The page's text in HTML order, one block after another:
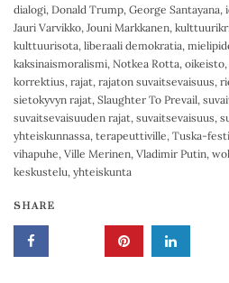
dialogi, Donald Trump, George Santayana,
Jauri Varvikko, Jouni Markkanen,
kulttuurisota, liberaali demokratia,
kaksinaismoralismi, Notkea Rotta, oikeisto,
korrektius, rajat, rajaton suvaitsevaisuus,
sietokyvyn rajat, Slaughter To Prevail,
suvaitsevaisuuden rajat, suvaitsevaisuus,
yhteiskunnassa, terapeuttiville, Tuska-
vihapuhe, Ville Merinen, Vladimir Putin,
keskustelu, yhteiskunta
SHARE